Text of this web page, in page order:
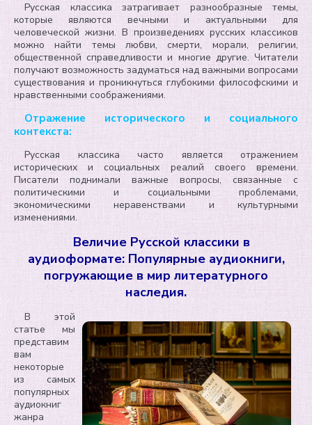
Русская классика затрагивает разнообразные темы,
которые являются вечными и актуальными для
человеческой жизни. В произведениях русских классиков
можно найти темы любви, смерти, морали, религии,
общественной справедливости и многие другие. Читатели
получают возможность задуматься над важными вопросами
существования и проникнуться глубокими философскими и
нравственными соображениями.
Отражение исторического и социального
контекста:
Русская классика часто является отражением
исторических и социальных реалий своего времени.
Писатели поднимали важные вопросы, связанные с
политическими и социальными проблемами,
экономическими неравенствами и культурными
изменениями.
Величие Русской классики в
аудиоформате: Популярные аудиокниги,
погружающие в мир литературного
наследия.
В этой
статье мы
представим
вам
некоторые
из самых
популярных
аудиокниг
жанра